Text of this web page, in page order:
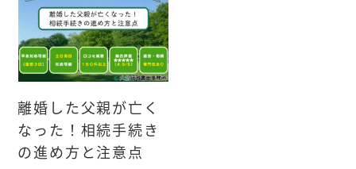
離婚した父親が亡く
なった！相続手続き
の進め方と注意点